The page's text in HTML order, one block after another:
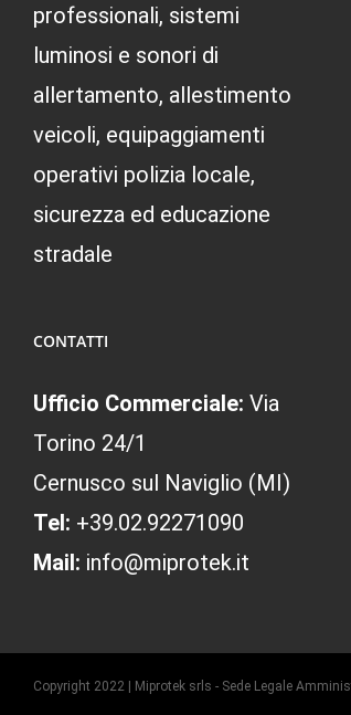
professionali, sistemi
luminosi e sonori di
allertamento, allestimento
veicoli, equipaggiamenti
operativi polizia locale,
sicurezza ed educazione
stradale
CONTATTI
Ufficio Commerciale: Via
Torino 24/1
Cernusco sul Naviglio (MI)
Tel: +39.02.92271090
Mail: info@miprotek.it
Copyright 2022 | Miprotek srls - Sede Legale